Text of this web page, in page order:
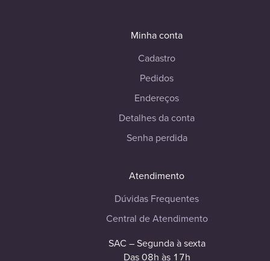
Minha conta
Cadastro
Pedidos
Endereços
Detalhes da conta
Senha perdida
Atendimento
Dúvidas Frequentes
Central de Atendimento
SAC – Segunda à sexta
Das 08h às 17h